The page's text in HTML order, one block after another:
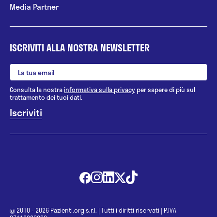
Media Partner
ISCRIVITI ALLA NOSTRA NEWSLETTER
Consulta la nostrainformativa sulla privacy per sapere di più sul
trattamento dei tuoi dati.
@ 2010 - 2026 Pazienti.org s.r.l. | Tutti i diritti riservati | P.IVA